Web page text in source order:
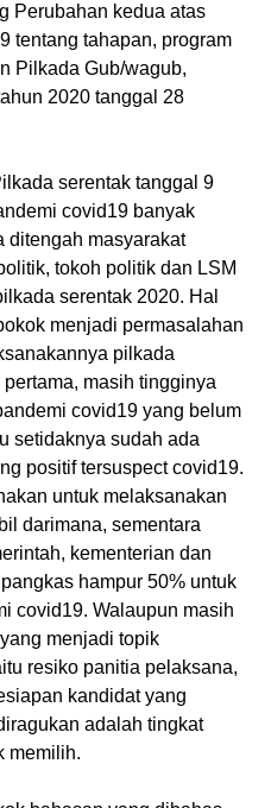
Perubahan kedua atas
tentang tahapan, program
Pilkada Gub/wagub,
2020 tanggal 28
serentak tanggal 9
covid19 banyak
ditengah masyarakat
tokoh politik dan LSM
serentak 2020. Hal
menjadi permasalahan
pilkada
masih tingginya
covid19 yang belum
setidaknya sudah ada
positif tersuspect covid19.
untuk melaksanakan
darimana, sementara
kementerian dan
hampur 50% untuk
covid19. Walaupun masih
menjadi topik
resiko panitia pelaksana,
kandidat yang
adalah tingkat
memilih.